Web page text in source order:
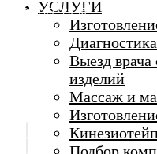
Пн-Вс 9:00 - 20:45
УСЛУГИ
Выезд врача
изделий
Массаж и